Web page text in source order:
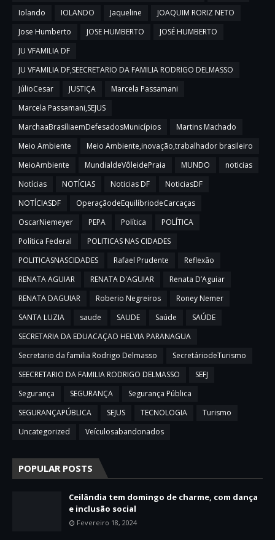
Iolando
IOLANDO Jaqueline
JOAQUIM RORIZ NETO
Jose Humberto
JOSE HUMBERTO
JOSÉ HUMBERTO
JU VFAMILIA DF
JU VFAMILIA DF,SEECRETARIO DA FAMILIA RODRIGO DELMASSO
JúlioCesar
JUSTIÇA
Marcela Passamani
Marcela Passamani,SEJUS
MarchaaBrasíliaemDefesadosMunicípios
Martins Machado
Meio Ambiente
Meio Ambiente,inovação,trabalhador brasileiro
MeioAmbiente
MundialdeVôleidePraia MUNDO
noticias
Notícias
NOTÍCIAS Noticias DF
NoticiasDF
NOTÍCIASDF
OperaçãodeEquilíbriodeCarcaças
OscarNiemeyer
PEPA Política
POLÍTICA
Política Federal
POLITICAS NAS CIDADES
POLITICASNASCIDADES
Rafael Prudente
Reflexão
RENATA AGUIAR
RENATA D'AGUIAR
Renata D’Aguiar
RENATA DAGUIAR
Roberio Negreiros
Roney Nemer
SANTA LUZIA
saude SAUDE Saúde
SAÚDE
SECRETARIA DA EDUACAÇAO HELVIA PARANAGUA
Secretario da familia Rodrigo Delmasso
SecretáriodeTurismo
SEECRETARIO DA FAMILIA RODRIGO DELMASSO
SEFJ
Segurança
SEGURANÇA
Segurança Pública
SEGURANÇAPÚBLICA
SEJUS TECNOLOGIA
Turismo
Uncategorized
Veículosabandonados
POPULAR POSTS
Ceilândia tem domingo de charme, com dança
e inclusão social
Fevereiro 18, 2024